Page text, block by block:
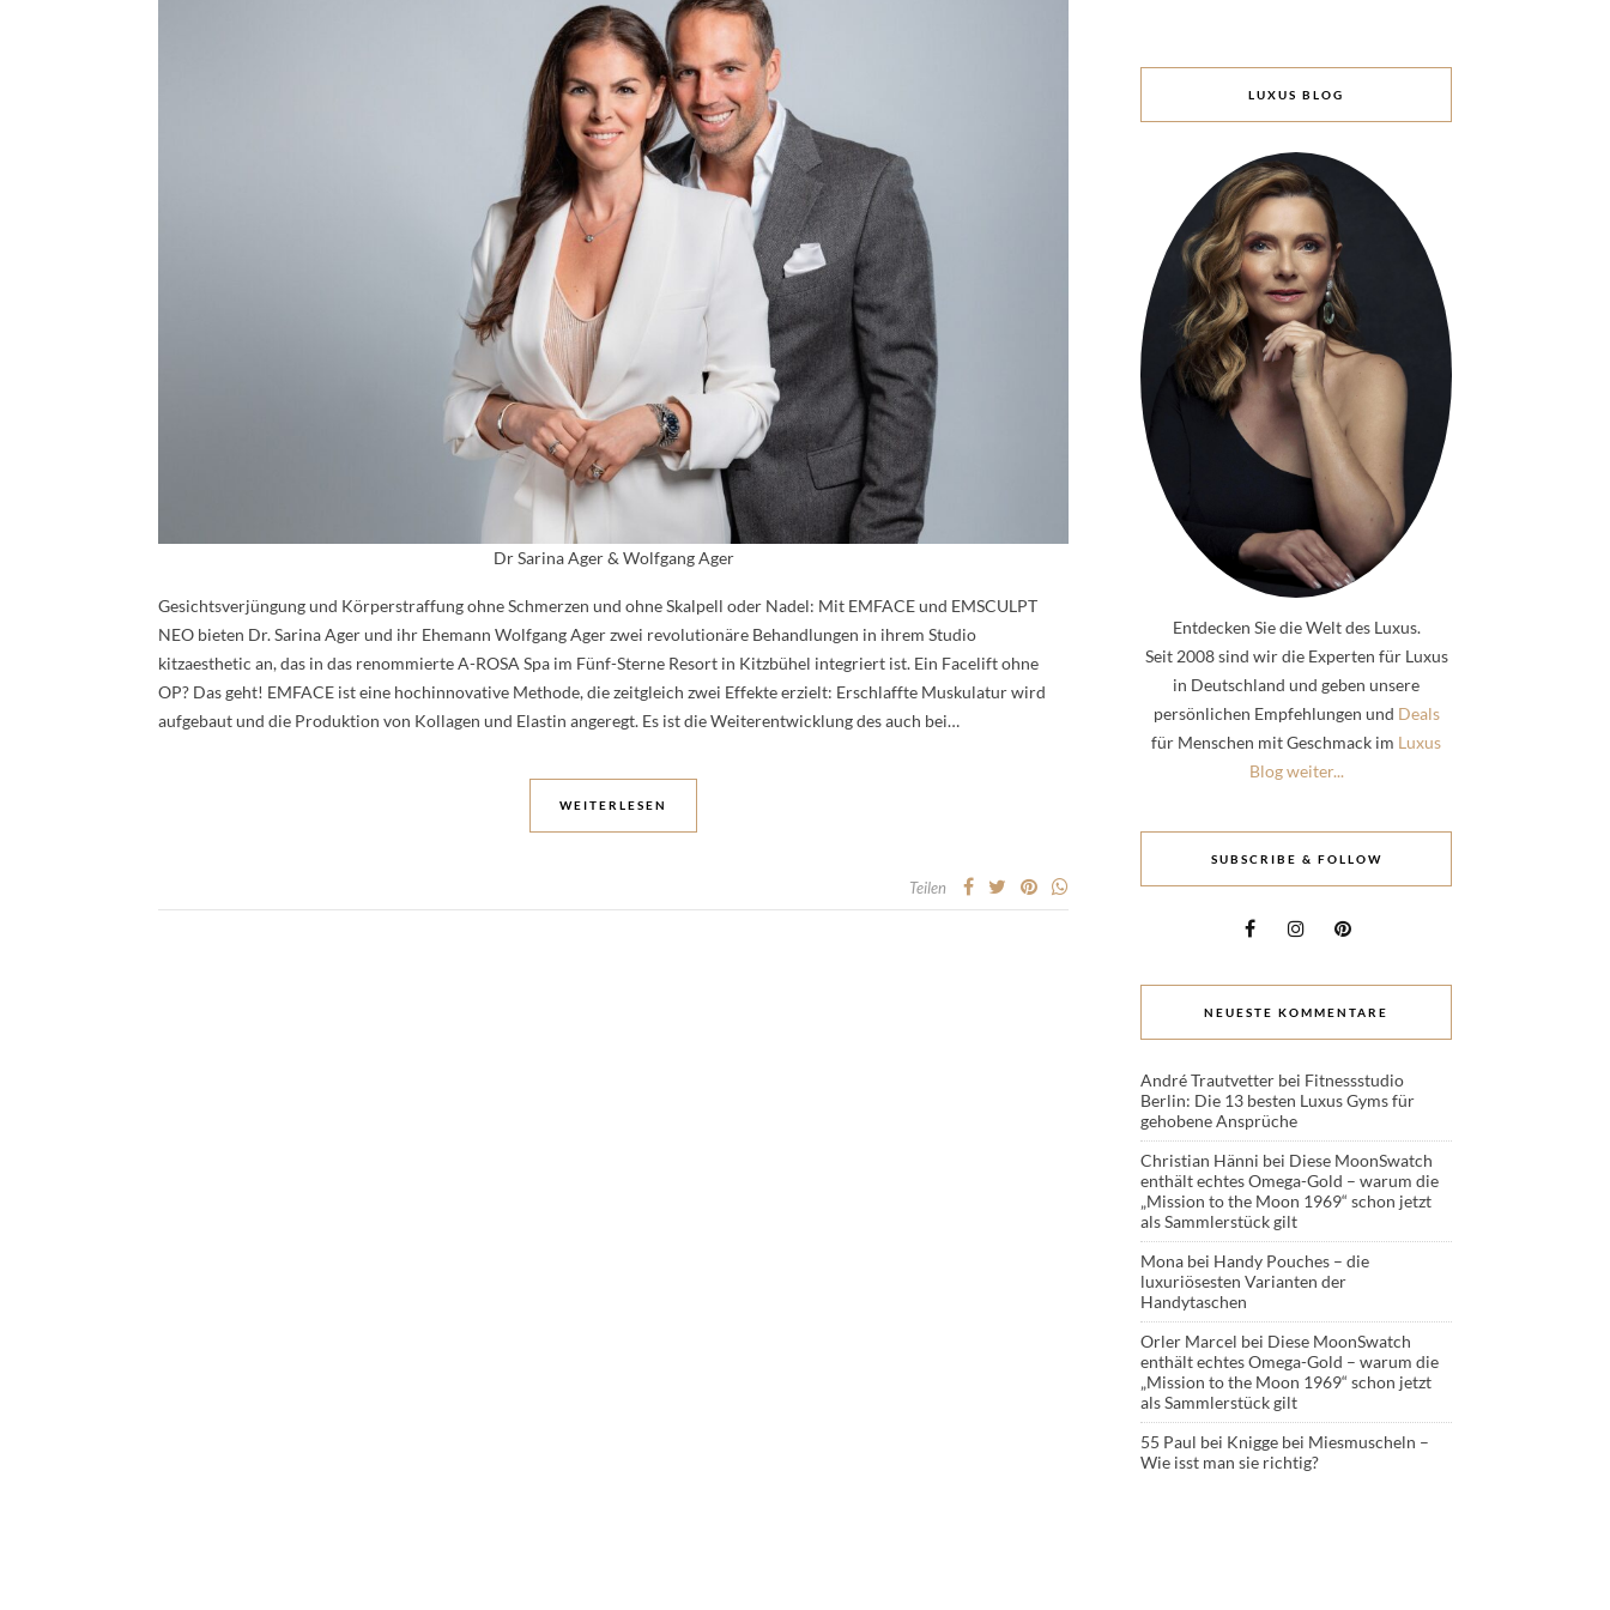
Dr Sarina Ager & Wolfgang Ager
Gesichtsverjüngung und Körperstraffung ohne Schmerzen und ohne Skalpell oder Nadel: Mit EMFACE und EMSCULPT
NEO bieten Dr. Sarina Ager und ihr Ehemann Wolfgang Ager zwei revolutionäre Behandlungen in ihrem Studio
kitzaesthetic an, das in das renommierte A-ROSA Spa im Fünf-Sterne Resort in Kitzbühel integriert ist. Ein Facelift ohne
OP? Das geht! EMFACE ist eine hochinnovative Methode, die zeitgleich zwei Effekte erzielt: Erschlaffte Muskulatur wird
aufgebaut und die Produktion von Kollagen und Elastin angeregt. Es ist die Weiterentwicklung des auch bei…
WEITERLESEN
Teilen
LUXUS BLOG
Entdecken Sie die Welt des Luxus.
Seit 2008 sind wir die Experten für Luxus
in Deutschland und geben unsere
persönlichen Empfehlungen und Deals
für Menschen mit Geschmack im Luxus
Blog weiter...
SUBSCRIBE & FOLLOW
NEUESTE KOMMENTARE
André Trautvetter bei Fitnessstudio
Berlin: Die 13 besten Luxus Gyms für
gehobene Ansprüche
Christian Hänni bei Diese MoonSwatch
enthält echtes Omega-Gold – warum die
„Mission to the Moon 1969“ schon jetzt
als Sammlerstück gilt
Mona bei Handy Pouches – die
luxuriösesten Varianten der
Handytaschen
Orler Marcel bei Diese MoonSwatch
enthält echtes Omega-Gold – warum die
„Mission to the Moon 1969“ schon jetzt
als Sammlerstück gilt
55 Paul bei Knigge bei Miesmuscheln –
Wie isst man sie richtig?